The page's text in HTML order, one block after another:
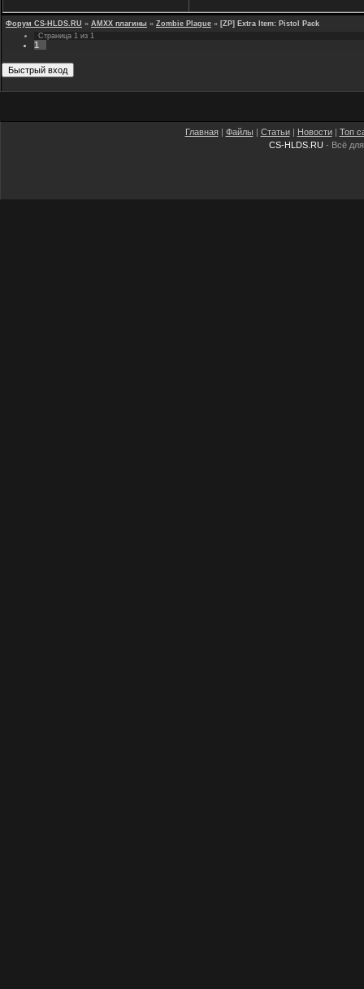
Форум CS-HLDS.RU » AMXX плагины » Zombie Plague » [ZP] Extra Item: Pistol Pack
Страница 1 из 1
1
Главная| Файлы | Статьи| Новости| Топ
CS-HLDS.RU - Всё